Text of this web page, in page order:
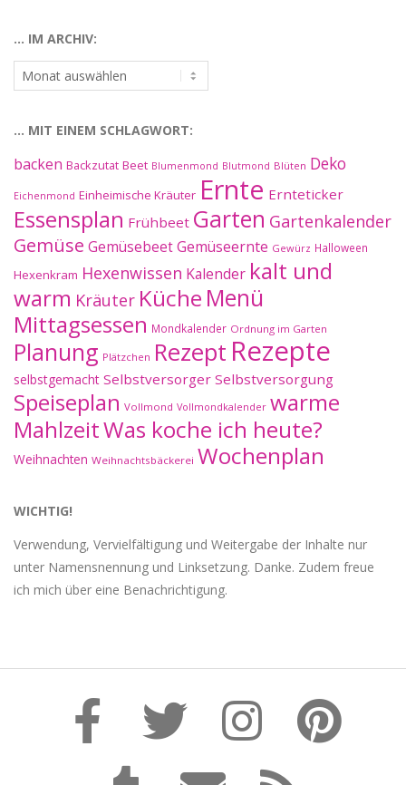
… IM ARCHIV:
…
im
… MIT EINEM SCHLAGWORT:
backen Backzutat Beet Blumenmond Blutmond Blüten Deko
Eichenmond Einheimische Kräuter Ernte Ernteticker
Essensplan Frühbeet Garten Gartenkalender
Gemüse GemüsebeetGemüseernte Gewürz Halloween
Hexenkram Hexenwissen Kalender kalt und
warm Kräuter Küche Menü
Mittagsessen Mondkalender Ordnung im Garten
Planung Plätzchen Rezept Rezepte
selbstgemacht Selbstversorger Selbstversorgung
Speiseplan Vollmond Vollmondkalender warme
MahlzeitWas koche ich heute?
Weihnachten Weihnachtsbäckerei Wochenplan
WICHTIG!
Verwendung, Vervielfältigung und Weitergabe der Inhalte nur
unter Namensnennung und Linksetzung. Danke. Zudem freue
ich mich über eine Benachrichtigung.